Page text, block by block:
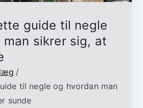
guide til negle
man sikrer sig, at
til negle og hvordan man
sunde